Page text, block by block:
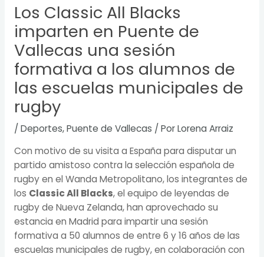
Los Classic All Blacks
imparten en Puente de
Vallecas una sesión
formativa a los alumnos de
las escuelas municipales de
rugby
/ Deportes,Puente de Vallecas / PorLorena Arraiz
Con motivo de su visita a España para disputar un
partido amistoso contra la selección española de
rugby en el Wanda Metropolitano, los integrantes de
los Classic All Blacks, el equipo de leyendas de
rugby de Nueva Zelanda, han aprovechado su
estancia en Madrid para impartir una sesión
formativa a 50 alumnos de entre 6 y 16 años de las
escuelas municipales de rugby, en colaboración con